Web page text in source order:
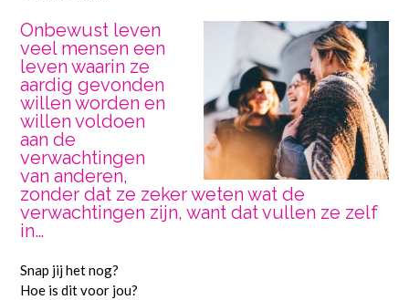
Onbewust leven
veel mensen een
leven waarin ze
aardig gevonden
willen worden en
willen voldoen
aan de
verwachtingen
van anderen,
zonder dat ze zeker weten wat de
verwachtingen zijn, want dat vullen ze zelf
in…
Snap jij het nog?
Hoe is dit voor jou?